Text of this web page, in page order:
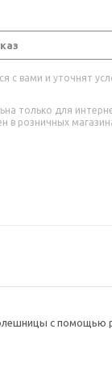
с вами и уточнят
только для
в розничных
с помощью